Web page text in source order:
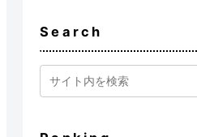
Search